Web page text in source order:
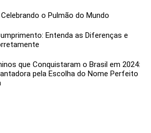
o Pulmão do Mundo
Entenda as Diferenças e
que Conquistaram o Brasil em 2024:
pela Escolha do Nome Perfeito